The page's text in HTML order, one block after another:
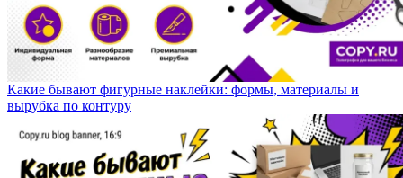
Какие бывают фигурные наклейки: формы, материалы и
вырубка по контуру